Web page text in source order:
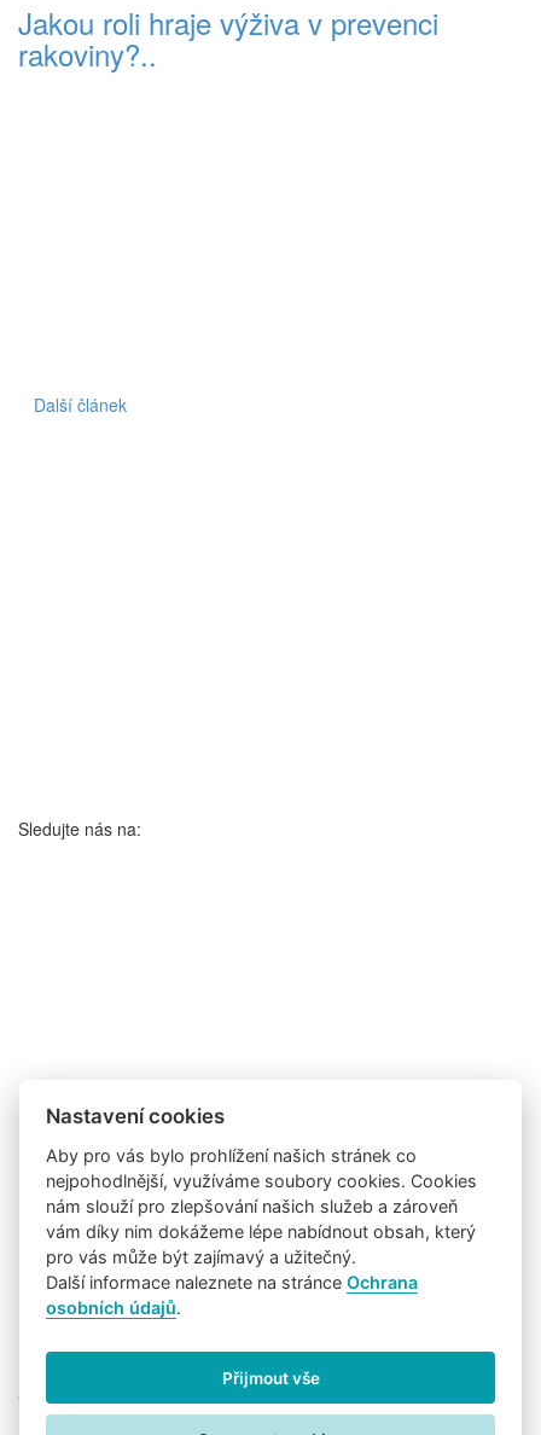
Jakou roli hraje výživa v prevenci
rakoviny?..
Další článek
Sledujte nás na:
Sledujte nás na:
Uživatelské podmínky
Nastavení cookies
Aby pro vás bylo prohlížení našich stránek co
nejpohodlnější, využíváme soubory cookies. Cookies
nám slouží pro zlepšování našich služeb a zároveň
vám díky nim dokážeme lépe nabídnout obsah, který
pro vás může být zajímavý a užitečný.
Další informace naleznete na stránceOchrana
osobních údajů.
Přijmout vše